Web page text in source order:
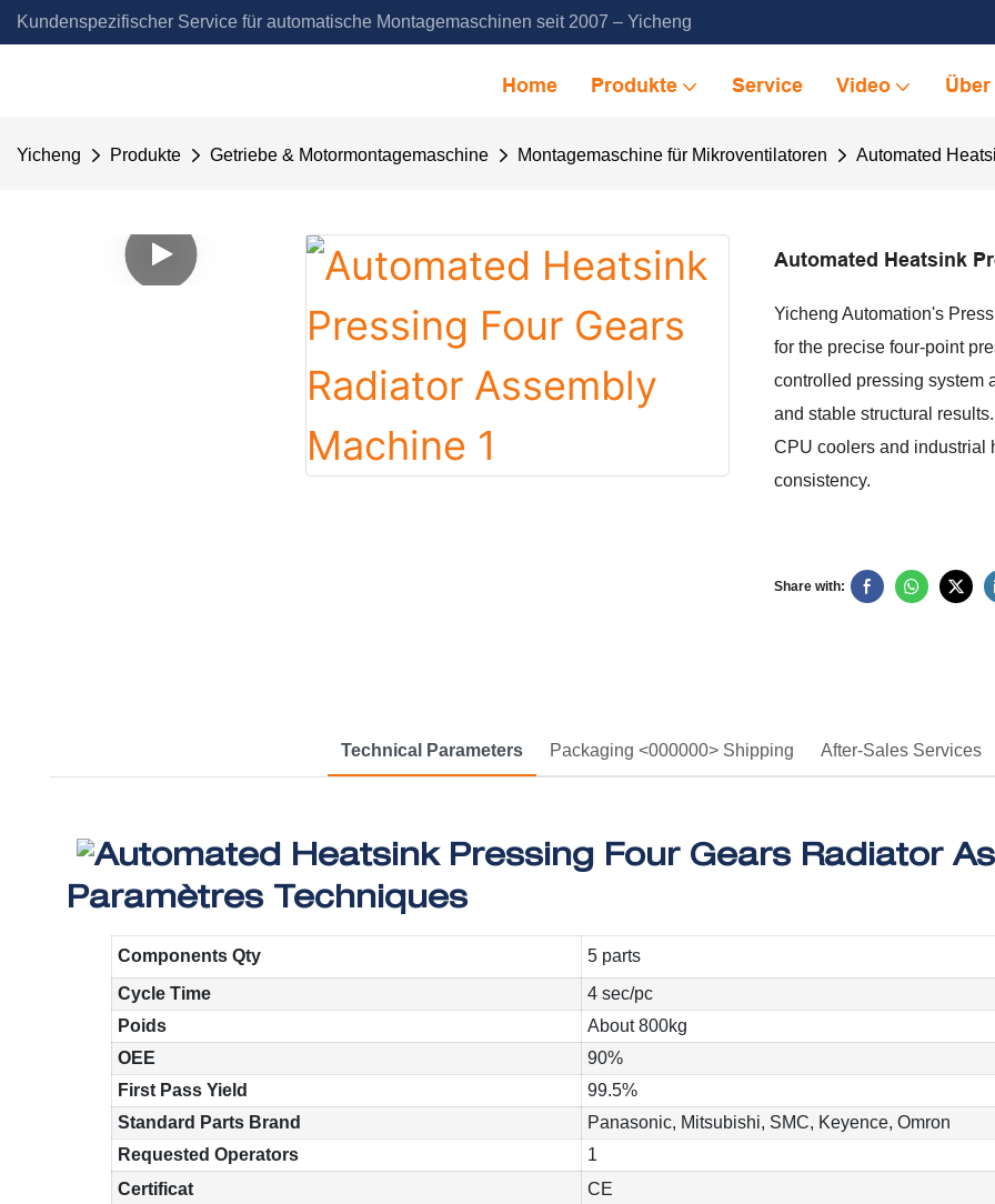
Kundenspezifischer Service für automatische Montagemaschinen seit 2007 – Yicheng
Home Produkte Service Video
Yicheng Produkte Getriebe & Motormontagemaschine Montagemaschine für Mikroventilatoren Automated
Automated Heatsink
Yicheng Automation's
for the precise four-point
controlled pressing system
and stable structural
CPU coolers and industrial
consistency.
Share with:
Technical Parameters Packaging <000000> Shipping After-Sales Services
Paramètres Techniques
Components Qty
5 parts
Cycle Time
4 sec/pc
Poids
About 800kg
OEE
90%
First Pass Yield
99.5%
Standard Parts Brand
Panasonic, Mitsubishi, SMC, Keyence, Omron
Requested Operators
1
Certificat
CE